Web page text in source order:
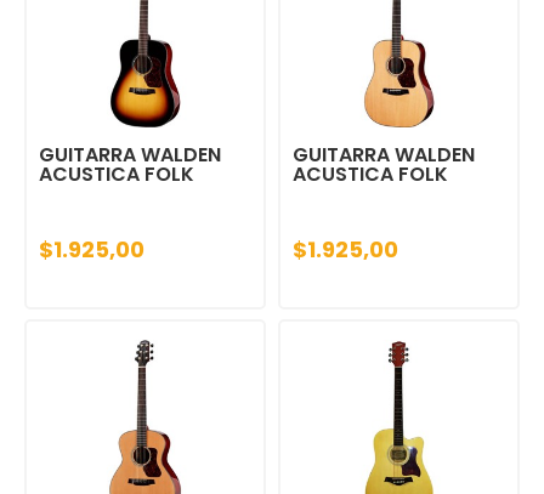
GUITARRA WALDEN
ACUSTICA FOLK
$1.925,00
GUITARRA WALDEN
ACUSTICA FOLK
$1.925,00